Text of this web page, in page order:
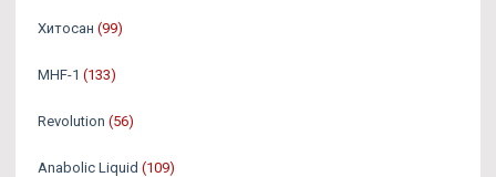
Хитосан (99)
MHF-1 (133)
Revolution (56)
Anabolic Liquid (109)